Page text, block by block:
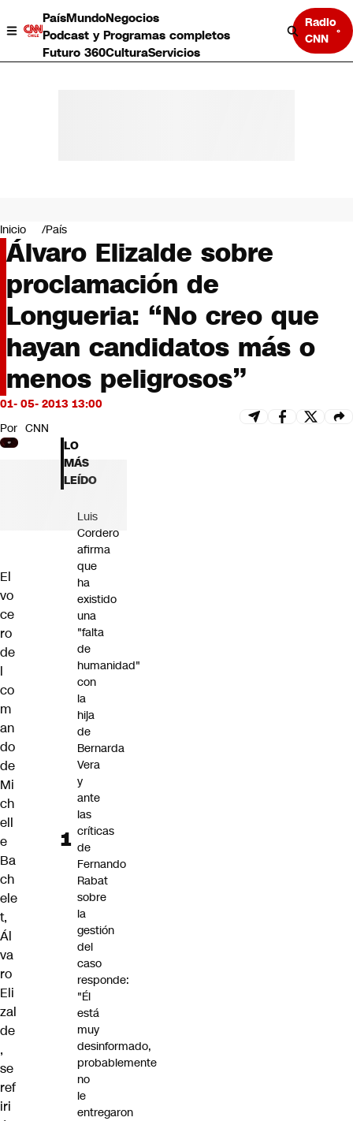
PaísMundoNegocios
Podcast y Programas completos
Futuro 360CulturaServicios
Radio
CNN
Negocios
Deportes
Programas completos
Cultura
Servicios
Bits
CNN Data
CNN tiempo
Futuro 360
Opinión
Inicio País
Álvaro Elizalde sobre
proclamación de
Longueria: “No creo que
hayan candidatos más o
menos peligrosos”
01- 05- 2013 13:00
Por CNN
El
vo
ce
ro
de
l
co
m
an
do
de
Mi
ch
ell
e
Ba
ch
ele
t,
Ál
va
ro
Eli
zal
de
,
se
ref
iri
LO
MÁS
LEÍDO
Luis
Cordero
afirma
que
ha
existido
una
"falta
de
humanidad"
con
la
hija
de
Bernarda
Vera
y
ante
las
críticas
de
Fernando
Rabat
sobre
la
gestión
del
caso
responde:
"Él
está
muy
desinformado,
probablemente
no
le
entregaron